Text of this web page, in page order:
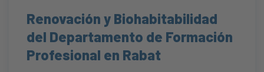
Renovación y Biohabitabilidad
del Departamento de Formación
Profesional en Rabat